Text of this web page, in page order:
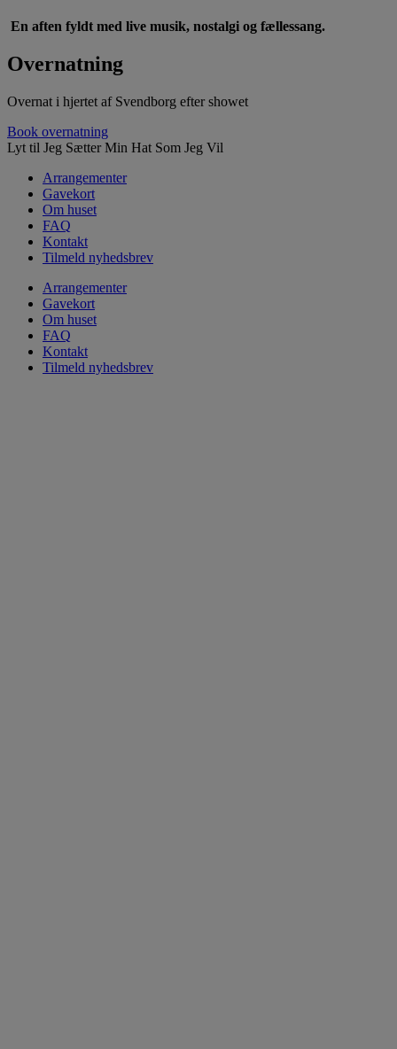
En aften fyldt med live musik, nostalgi og fællessang.
Overnatning
Overnat i hjertet af Svendborg efter showet
Book overnatning
Lyt til Jeg Sætter Min Hat Som Jeg Vil
Arrangementer
Gavekort
Om huset
FAQ
Kontakt
Tilmeld nyhedsbrev
Arrangementer
Gavekort
Om huset
FAQ
Kontakt
Tilmeld nyhedsbrev